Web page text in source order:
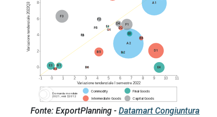
-1 0 1 2 3 4 5 6 7 8 9 10
11
Variazione tendenziale I semestre 2022
0
2
4
6
8
Variazione tendenziale 2022Q3
Domanda mondiale
2021, mld $2012
Commodity
Final Goods
Intermediate Goods
Capital Goods
A1
A2
B1
B2
B3
B4
B5
B6
C1
D1
D2
D4
E0
E1
E3 E4
F1
F2
F3
F4
F5
Fonte: ExportPlanning - Datamart Congiuntura